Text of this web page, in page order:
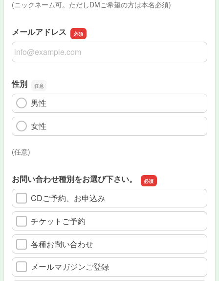
(ニックネーム可。ただしDMご希望の方は本名必須)
メールアドレス
メールアドレス
性別
男性
女性
(任意)
お問い合わせ種別をお選び下さい。
CDご予約、お申込み
チケットご予約
各種お問い合わせ
メールマガジンご登録